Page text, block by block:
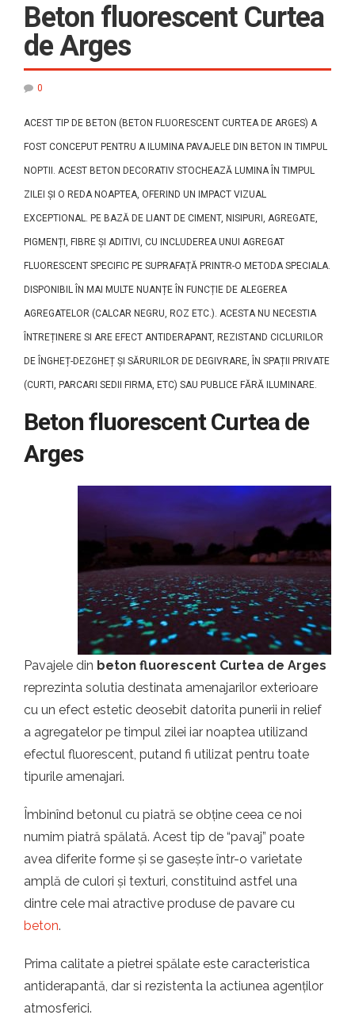
Beton fluorescent Curtea
de Arges
0
ACEST TIP DE BETON (BETON FLUORESCENT CURTEA DE ARGES) A
FOST CONCEPUT PENTRU A ILUMINA PAVAJELE DIN BETON IN TIMPUL
NOPTII. ACEST BETON DECORATIV STOCHEAZĂ LUMINA ÎN TIMPUL
ZILEI ȘI O REDA NOAPTEA, OFERIND UN IMPACT VIZUAL
EXCEPTIONAL. PE BAZĂ DE LIANT DE CIMENT, NISIPURI, AGREGATE,
PIGMENȚI, FIBRE ȘI ADITIVI, CU INCLUDEREA UNUI AGREGAT
FLUORESCENT SPECIFIC PE SUPRAFAȚĂ PRINTR-O METODA SPECIALA.
DISPONIBIL ÎN MAI MULTE NUANȚE ÎN FUNCȚIE DE ALEGEREA
AGREGATELOR (CALCAR NEGRU, ROZ ETC.). ACESTA NU NECESTIA
ÎNTREȚINERE SI ARE EFECT ANTIDERAPANT, REZISTAND CICLURILOR
DE ÎNGHEȚ-DEZGHEȚ ȘI SĂRURILOR DE DEGIVRARE, ÎN SPAȚII PRIVATE
(CURTI, PARCARI SEDII FIRMA, ETC) SAU PUBLICE FĂRĂ ILUMINARE.
Beton fluorescent Curtea de
Arges
Pavajele din beton fluorescent Curtea de Arges
reprezinta solutia destinata amenajarilor exterioare
cu un efect estetic deosebit datorita punerii in relief
a agregatelor pe timpul zilei iar noaptea utilizand
efectul fluorescent, putand fi utilizat pentru toate
tipurile amenajari.
Îmbinînd betonul cu piatră se obține ceea ce noi
numim piatră spălată. Acest tip de “pavaj” poate
avea diferite forme și se gasește într-o varietate
amplă de culori și texturi, constituind astfel una
dintre cele mai atractive produse de pavare cu
beton.
Prima calitate a pietrei spălate este caracteristica
antiderapantă, dar si rezistenta la actiunea agenților
atmosferici.